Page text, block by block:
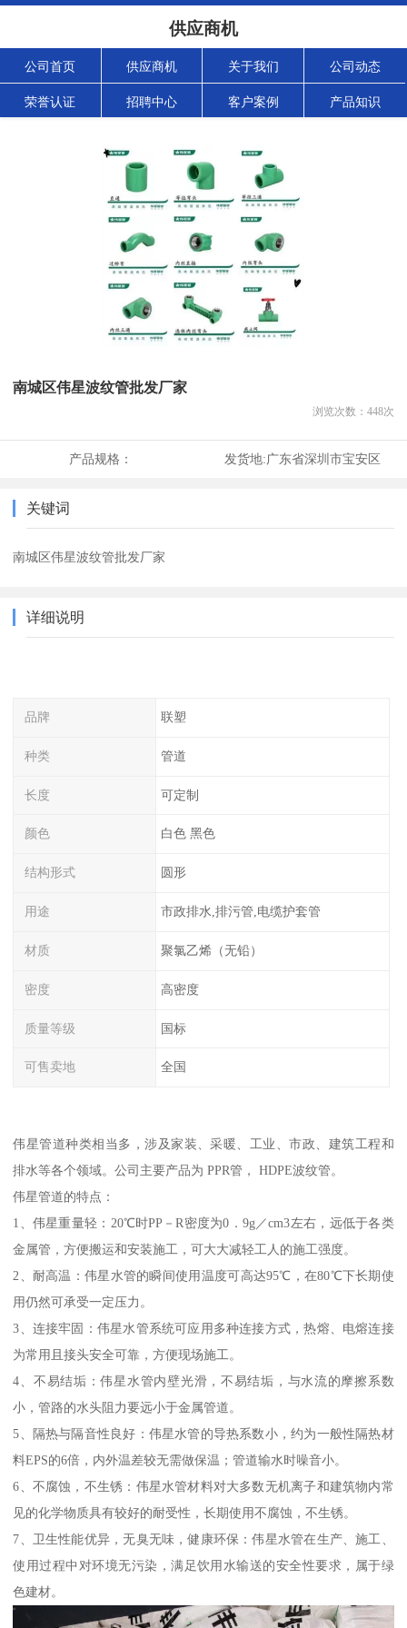
供应商机
公司首页 供应商机 关于我们 公司动态
荣誉认证 招聘中心 客户案例 产品知识
南城区伟星波纹管批发厂家
浏览次数： 448次
产品规格： 发货地:广东省深圳市宝安区
关键词
南城区伟星波纹管批发厂家
详细说明
品牌 联塑
种类 管道
长度 可定制
颜色 白色 黑色
结构形式 圆形
用途 市政排水,排污管,电缆护套管
材质 聚氯乙烯（无铅）
密度 高密度
质量等级 国标
可售卖地 全国
伟星管道种类相当多，涉及家装、采暖、工业、市政、建筑工程和
排水等各个领域。公司主要产品为 PPR管， HDPE波纹管。
伟星管道的特点：
1、伟星重量轻：20℃时PP－R密度为0．9g／cm3左右，远低于各类
金属管，方便搬运和安装施工，可大大减轻工人的施工强度。
2、耐高温：伟星水管的瞬间使用温度可高达95℃，在80℃下长期使
用仍然可承受一定压力。
3、连接牢固：伟星水管系统可应用多种连接方式，热熔、电熔连接
为常用且接头安全可靠，方便现场施工。
4、不易结垢：伟星水管内壁光滑，不易结垢，与水流的摩擦系数
小，管路的水头阻力要远小于金属管道。
5、隔热与隔音性良好：伟星水管的导热系数小，约为一般性隔热材
料EPS的6倍，内外温差较无需做保温；管道输水时噪音小。
6、不腐蚀，不生锈：伟星水管材料对大多数无机离子和建筑物内常
见的化学物质具有较好的耐受性，长期使用不腐蚀，不生锈。
7、卫生性能优异，无臭无味，健康环保：伟星水管在生产、施工、
使用过程中对环境无污染，满足饮用水输送的安全性要求，属于绿
色建材。